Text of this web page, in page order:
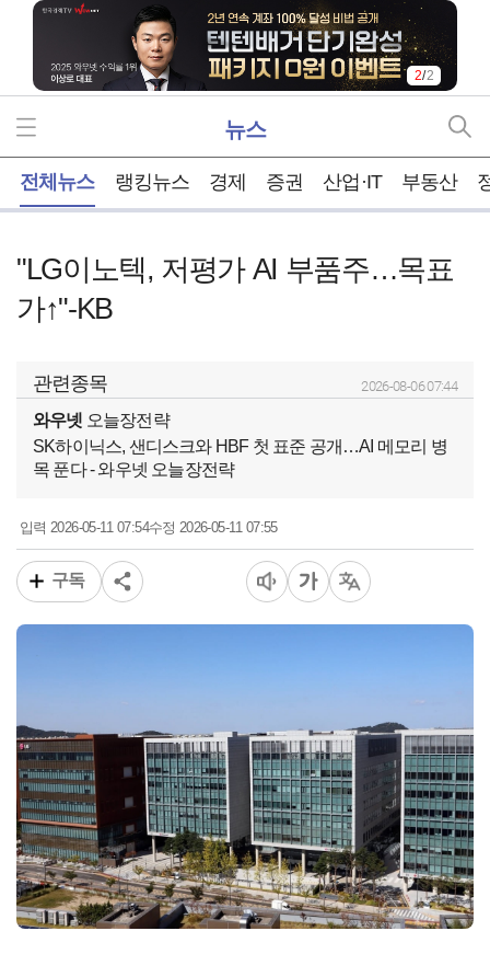
2/2
뉴스
전체뉴스 랭킹뉴스 경제 증권 산업·IT 부동산
"LG이노텍, 저평가 AI 부품주…목표
가↑"-KB
관련종목 2026-08-06 07:44
와우넷 오늘장전략
SK하이닉스, 샌디스크와 HBF 첫 표준 공개…AI 메모리 병
목 푼다 - 와우넷 오늘장전략
입력 2026-05-11 07:54수정 2026-05-11 07:55
구독